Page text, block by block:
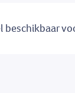
beschikbaar